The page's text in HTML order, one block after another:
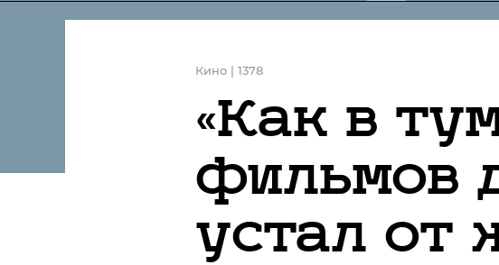
Кино | 1378
«Как в
фильмов
устал от